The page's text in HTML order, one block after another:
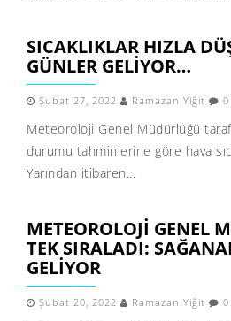
SICAKLIKLAR HIZLA
GÜNLER GELIYOR…
Şubat 27, 2022 Ramazan Yiğit 0
Meteoroloji Genel Müdürlüğü
durumu tahminlerine göre hava
Yarından itibaren...
METEOROLOJI GENEL
TEK SIRALADI:
GELIYOR
Şubat 20, 2022 Ramazan Yiğit 0